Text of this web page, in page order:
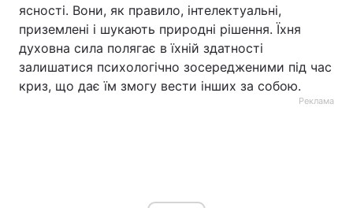
ясності. Вони, як правило, інтелектуальні,
приземлені і шукають природні рішення. Їхня
духовна сила полягає в їхній здатності
залишатися психологічно зосередженими під час
криз, що дає їм змогу вести інших за собою.
Реклама